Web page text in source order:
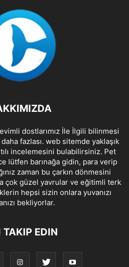
dostlarımız İle İlgili bilinmesi
fazlası. web sitemde yaklaşık
incelemesini bulabilirsiniz. Pet
lütfen barınağa gidin, para verip
zaman bu çarkın dönmesini
çok güzel yavrular ve eğitimli terk
hepsi sizin onlara yuvanızı
bekliyorlar.
TAKIP EDIN